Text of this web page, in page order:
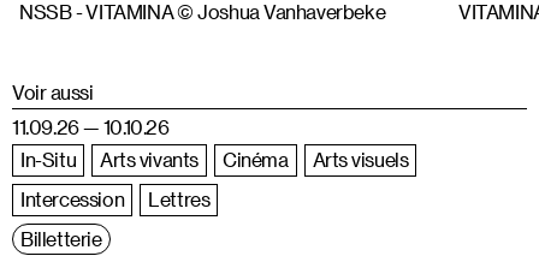
NSSB - VITAMINA © Joshua Vanhaverbeke
Voir aussi
11.09.26 — 10.10.26
In-Situ
Arts vivants Cinéma
Arts visuels
Intercession
Lettres
Billetterie